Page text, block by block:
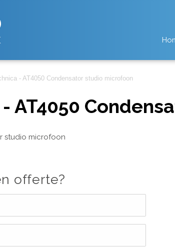
- AT4050 Condensator studio microfoon
AT4050
studio microfoon
offerte?